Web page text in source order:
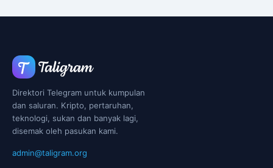
Direktori Telegram untuk kumpulan
dan saluran. Kripto, pertaruhan,
teknologi, sukan dan banyak lagi,
disemak oleh pasukan kami.
admin@taligram.org